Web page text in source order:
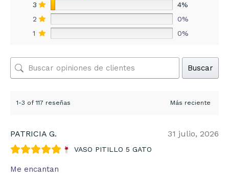
3
4%
2
0%
1
0%
Buscar
1-3 of 117 reseñas
PATRICIA G. 31 julio, 2026
VASO PITILLO 5 GATO
Me encantan